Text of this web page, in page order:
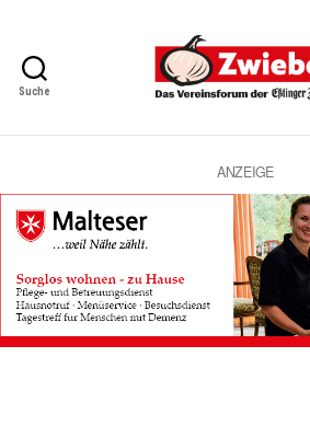
Suche
Eßlinger
Zeitung
ANZEIGE